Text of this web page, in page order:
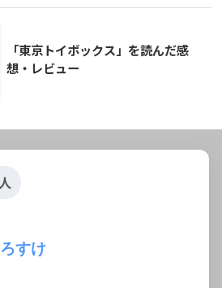
「東京トイボックス」を読んだ感
想・レビュー
すけ